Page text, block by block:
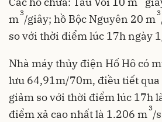
m3/giây; hồ Bộc Nguyên 20 m3
so với thời điểm lúc 17h ngày
Nhà máy thủy điện Hố Hô có
lưu 64,91m/70m, điều tiết
giảm so với thời điểm lúc 17h
điểm xả cao nhất là 1.206 m3/